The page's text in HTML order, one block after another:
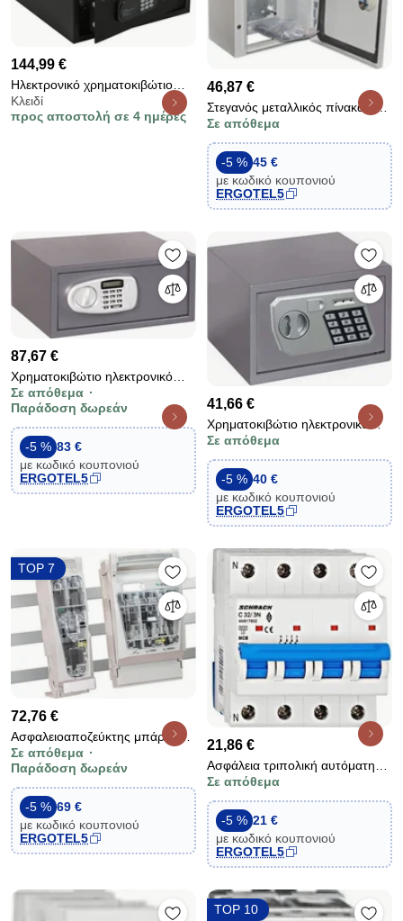
144,99 €
Ηλεκτρονικό χρηματοκιβώτιο
Adler AD 1045, 200x420x370
mm, 14 l, Κλείδωμα μετά από 4
Κλειδί
προς αποστολή σε 4 ημέρες
46,87 €
Στεγανός μεταλλικός πίνακας-
ερμάριο με πλάτη και
στεγανότητα IP55 400x300x200
Σε απόθεμα
-5 % 45 €
με κωδικό κουπονιού
ERGOTEL5
87,67 €
Χρηματοκιβώτιο ηλεκτρονικό
ανθρακί Y200 20x35x43 12Kg
με οθόνη LCD
Σε απόθεμα
Παράδοση δωρεάν
-5 % 83 €
με κωδικό κουπονιού
ERGOTEL5
41,66 €
Χρηματοκιβώτιο ηλεκτρονικό
ανθρακί 170x170x230 Y170
B170 M330 3.3Kg με
πληκτρολόγιο
Σε απόθεμα
-5 % 40 €
με κωδικό κουπονιού
ERGOTEL5
TOP 7
72,76 €
Ασφαλειοαποζεύκτης μπάρας
ΝΗ00 160Α K-ELECTRIC
208012
Σε απόθεμα
Παράδοση δωρεάν
-5 % 69 €
με κωδικό κουπονιού
ERGOTEL5
21,86 €
Ασφάλεια τριπολική αυτόματη
SCHRACK 3Χ32Α+Ν 4Μ
ΑΜ617832 με ουδέτερο 6KA
καμπύλη C
Σε απόθεμα
-5 % 21 €
με κωδικό κουπονιού
ERGOTEL5
TOP 10